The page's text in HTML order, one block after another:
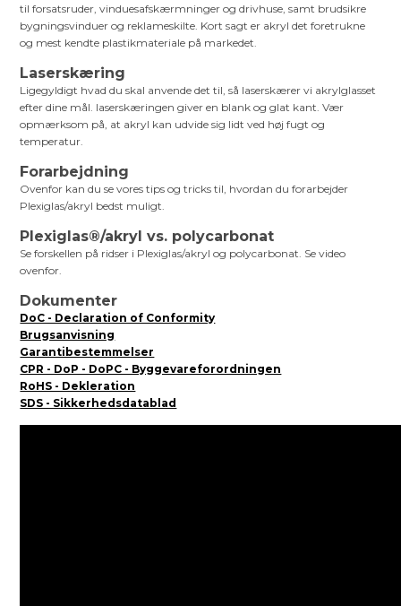
til forsatsruder, vinduesafskærmninger og drivhuse, samt brudsikre
bygningsvinduer og reklameskilte. Kort sagt er akryl det foretrukne
og mest kendte plastikmateriale på markedet.
Laserskæring
Ligegyldigt hvad du skal anvende det til, så laserskærer vi akrylglasset
efter dine mål. laserskæringen giver en blank og glat kant. Vær
opmærksom på, at akryl kan udvide sig lidt ved høj fugt og
temperatur.
Forarbejdning
Ovenfor kan du se vores tips og tricks til, hvordan du forarbejder
Plexiglas/akryl bedst muligt.
Plexiglas®/akryl vs. polycarbonat
Se forskellen på ridser i Plexiglas/akryl og polycarbonat. Se video
ovenfor.
Dokumenter
DoC - Declaration of Conformity
Brugsanvisning
Garantibestemmelser
CPR - DoP - DoPC - Byggevareforordningen
RoHS - Dekleration
SDS - Sikkerhedsdatablad